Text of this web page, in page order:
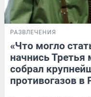
РАЗВЛЕЧЕНИЯ
«Что могло
начнись Третья
собрал
противогазов в